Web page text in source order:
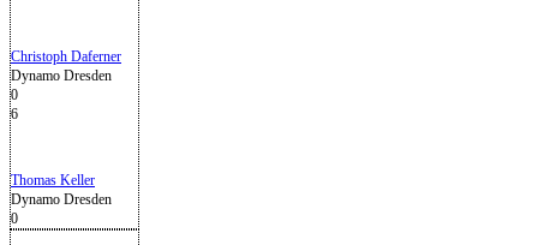
Christoph Daferner
Dynamo Dresden
0
6
Thomas Keller
Dynamo Dresden
0